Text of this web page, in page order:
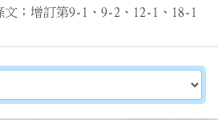
文；增訂第9-1、9-2、12-1、18-1